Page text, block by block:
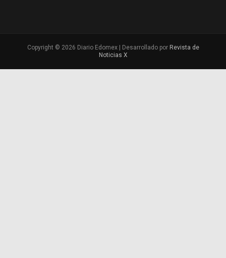
Copyright © 2026 Diario Edomex | Desarrollado por Revista de
Noticias X